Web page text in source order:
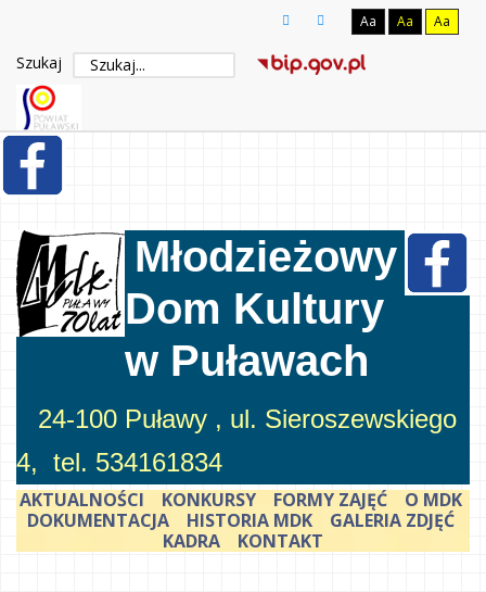
Aa Aa Aa
Szukaj
Młodzieżowy
Dom Kultury
w Puławach
24-100 Puławy , ul. Sieroszewskiego
4, tel. 534161834
AKTUALNOŚCI KONKURSY FORMY ZAJĘĆ
O MDK
DOKUMENTACJA
HISTORIA MDK
GALERIA ZDJĘĆ
KADRA
KONTAKT